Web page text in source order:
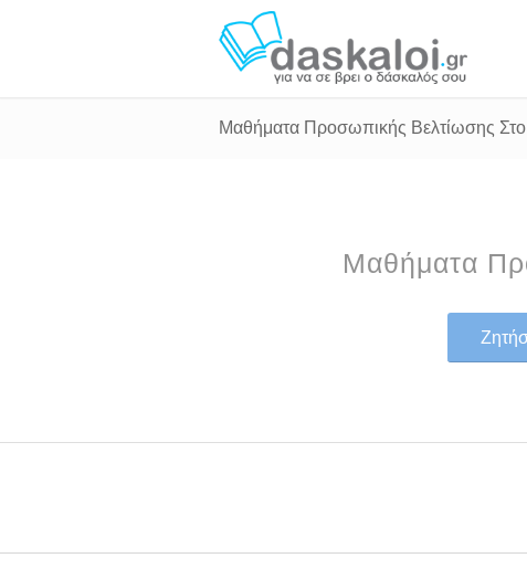
Μαθήματα Προσωπικής Βελτίωσης
Μαθήματα